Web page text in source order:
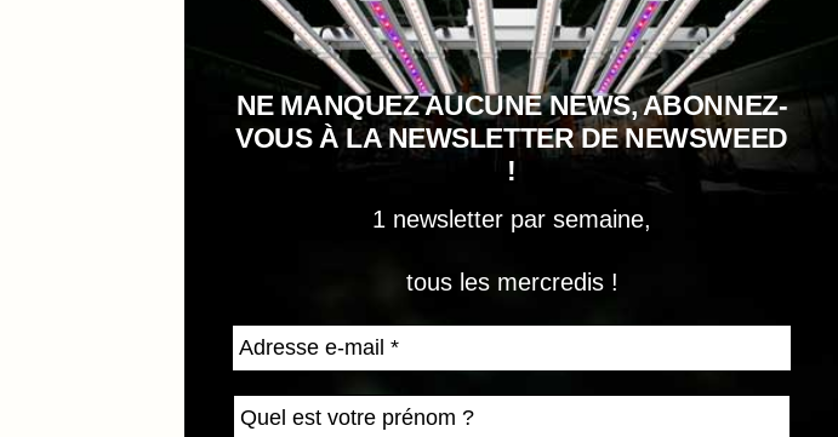
NE MANQUEZ AUCUNE NEWS, ABONNEZ-
VOUS À LA NEWSLETTER DE NEWSWEED
!
1 newsletter par semaine,
tous les mercredis !